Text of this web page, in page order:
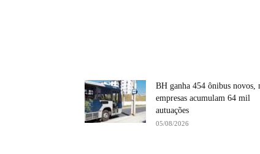
BH ganha 454 ônibus novos,
empresas acumulam 64 mil
autuações
05/08/2026